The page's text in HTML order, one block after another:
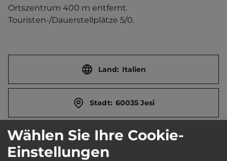
Ortszentrum 400 m entfernt.
Touristen-/Dauerstellplätze 5/0.
Land: Italien
Stadt: 60035 Jesi
Straße: Via Alfredo Zannoni
Wählen Sie Ihre Cookie-
Einstellungen